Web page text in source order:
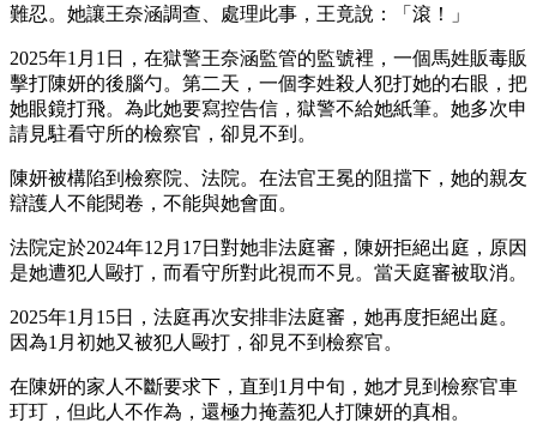
難忍。她讓王奈涵調查、處理此事，王竟說：「滾！」
2025年1月1日，在獄警王奈涵監管的監號裡，一個馬姓販毒販
擊打陳妍的後腦勺。第二天，一個李姓殺人犯打她的右眼，把
她眼鏡打飛。為此她要寫控告信，獄警不給她紙筆。她多次申
請見駐看守所的檢察官，卻見不到。
陳妍被構陷到檢察院、法院。在法官王冕的阻擋下，她的親友
辯護人不能閱卷，不能與她會面。
法院定於2024年12月17日對她非法庭審，陳妍拒絕出庭，原因
是她遭犯人毆打，而看守所對此視而不見。當天庭審被取消。
2025年1月15日，法庭再次安排非法庭審，她再度拒絕出庭。
因為1月初她又被犯人毆打，卻見不到檢察官。
在陳妍的家人不斷要求下，直到1月中旬，她才見到檢察官車
玎玎，但此人不作為，還極力掩蓋犯人打陳妍的真相。